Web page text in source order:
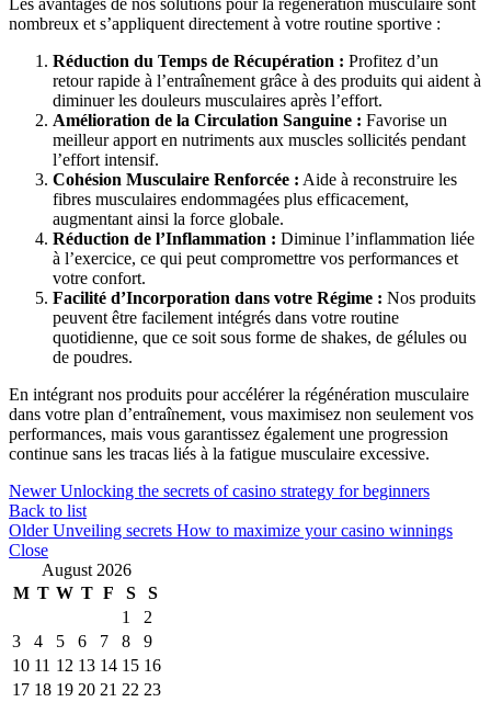
nombreux et s’appliquent directement à votre routine sportive :
Réduction du Temps de Récupération : Profitez d’un
retour rapide à l’entraînement grâce à des produits qui aident à
diminuer les douleurs musculaires après l’effort.
Amélioration de la Circulation Sanguine : Favorise un
meilleur apport en nutriments aux muscles sollicités pendant
l’effort intensif.
Cohésion Musculaire Renforcée : Aide à reconstruire les
fibres musculaires endommagées plus efficacement,
augmentant ainsi la force globale.
Réduction de l’Inflammation : Diminue l’inflammation liée
à l’exercice, ce qui peut compromettre vos performances et
votre confort.
Facilité d’Incorporation dans votre Régime : Nos produits
peuvent être facilement intégrés dans votre routine
quotidienne, que ce soit sous forme de shakes, de gélules ou
de poudres.
En intégrant nos produits pour accélérer la régénération musculaire
dans votre plan d’entraînement, vous maximisez non seulement vos
performances, mais vous garantissez également une progression
continue sans les tracas liés à la fatigue musculaire excessive.
Newer Unlocking the secrets of casino strategy for beginners
Back to list
Older Unveiling secrets How to maximize your casino winnings
Close
August 2026
M T W T F S
S
1
2
3
4 5 6 7 8
9
10 11 12 13 14 15 16
17 18 19 20 21 22 23